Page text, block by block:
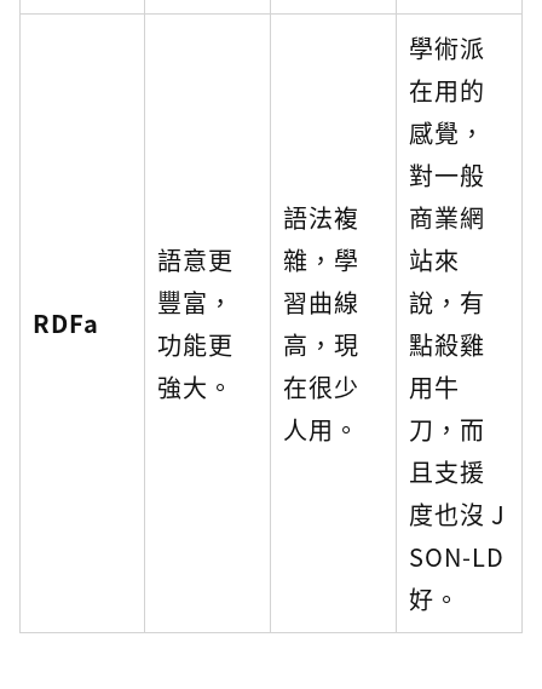
RDFa
語意更
豐富，
功能更
強大。
語法複
雜，學
習曲線
高，現
在很少
人用。
學術派
在用的
感覺，
對一般
商業網
站來
說，有
點殺雞
用牛
刀，而
且支援
度也沒 J
SON-LD
好。